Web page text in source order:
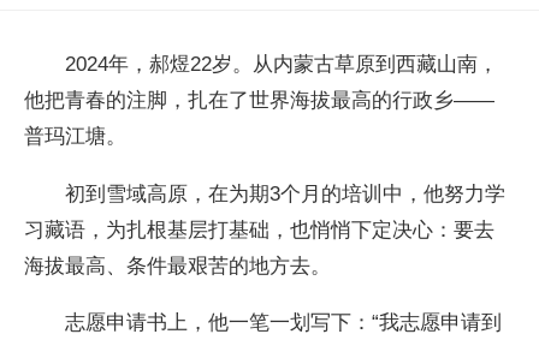
2024年，郝煜22岁。从内蒙古草原到西藏山南，
他把青春的注脚，扎在了世界海拔最高的行政乡——
普玛江塘。
初到雪域高原，在为期3个月的培训中，他努力学
习藏语，为扎根基层打基础，也悄悄下定决心：要去
海拔最高、条件最艰苦的地方去。
志愿申请书上，他一笔一划写下：“我志愿申请到